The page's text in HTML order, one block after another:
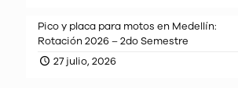
Pico y placa para motos en Medellín:
Rotación 2026 – 2do Semestre
27 julio, 2026